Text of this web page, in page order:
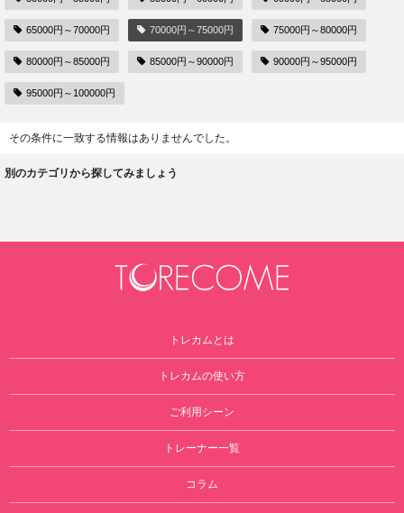
65000円～70000円 70000円～75000円 75000円～80000円
80000円～85000円 85000円～90000円 90000円～95000円
95000円～100000円
その条件に一致する情報はありませんでした。
別のカテゴリから探してみましょう
トレカムとは
トレカムの使い方
ご利用シーン
トレーナー一覧
コラム